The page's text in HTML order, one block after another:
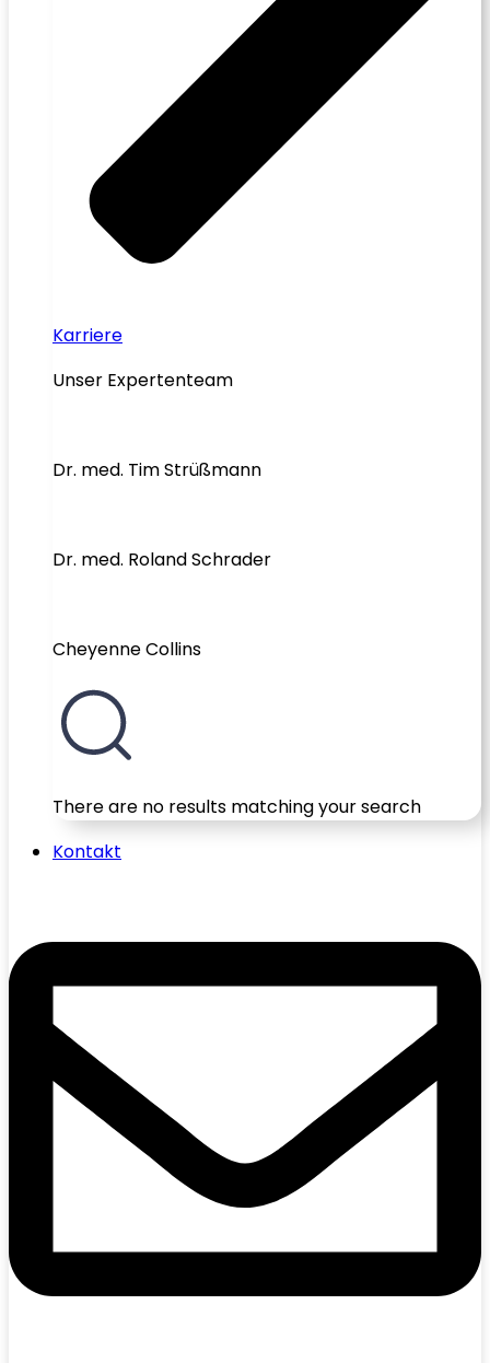
Karriere
Unser Expertenteam
Dr. med. Tim Strüßmann
Dr. med. Roland Schrader
Cheyenne Collins
There are no results matching your search
Kontakt